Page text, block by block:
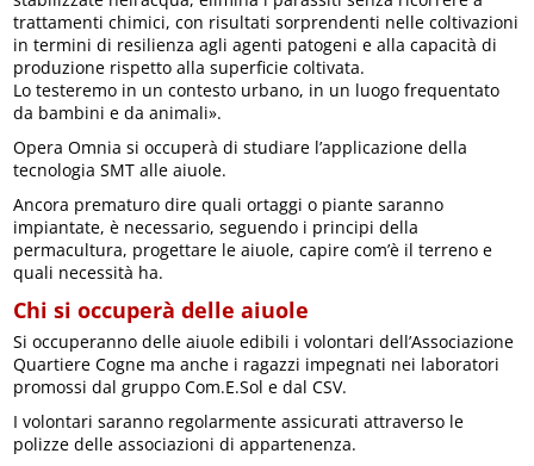
trattamenti chimici, con risultati sorprendenti nelle coltivazioni
in termini di resilienza agli agenti patogeni e alla capacità di
produzione rispetto alla superficie coltivata.
Lo testeremo in un contesto urbano, in un luogo frequentato
da bambini e da animali».
Opera Omnia si occuperà di studiare l’applicazione della
tecnologia SMT alle aiuole.
Ancora prematuro dire quali ortaggi o piante saranno
impiantate, è necessario, seguendo i principi della
permacultura, progettare le aiuole, capire com’è il terreno e
quali necessità ha.
Chi si occuperà delle aiuole
Si occuperanno delle aiuole edibili i volontari dell’Associazione
Quartiere Cogne ma anche i ragazzi impegnati nei laboratori
promossi dal gruppo Com.E.Sol e dal CSV.
I volontari saranno regolarmente assicurati attraverso le
polizze delle associazioni di appartenenza.